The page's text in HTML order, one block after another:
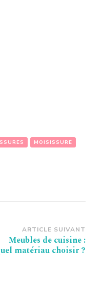
MOISISSURE
ARTICLE SUIVANT
Meubles de cuisine :
matériau choisir ?